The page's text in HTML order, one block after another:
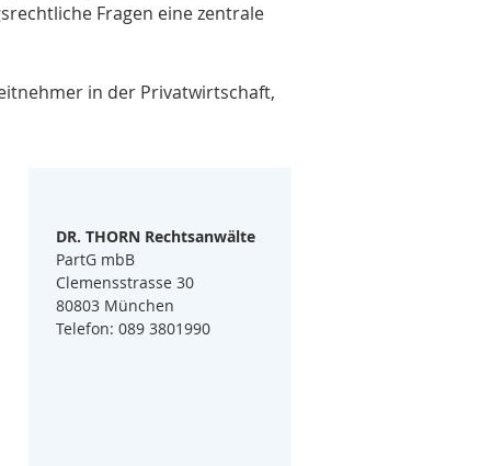
Fragen eine zentrale
in der Privatwirtschaft,
DR. THORN Rechtsanwälte
PartG mbB
Clemensstrasse 30
80803 München
Telefon: 089 3801990